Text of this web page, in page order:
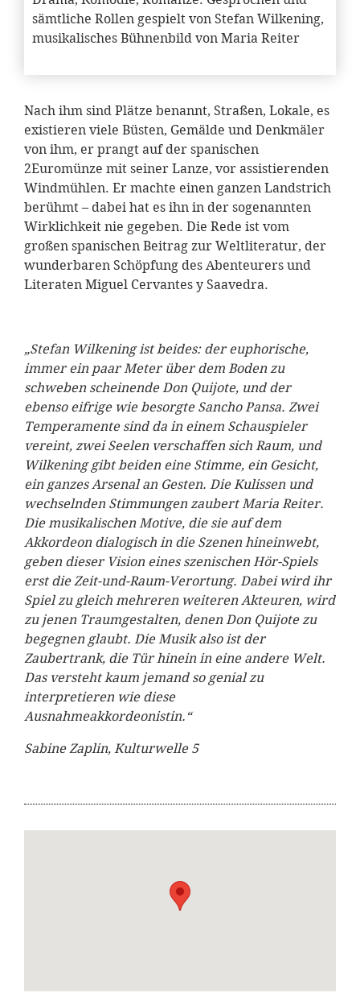
sämtliche Rollen gespielt von Stefan Wilkening,
musikalisches Bühnenbild von Maria Reiter
Nach ihm sind Plätze benannt, Straßen, Lokale, es
existieren viele Büsten, Gemälde und Denkmäler
von ihm, er prangt auf der spanischen
2Euromünze mit seiner Lanze, vor assistierenden
Windmühlen. Er machte einen ganzen Landstrich
berühmt – dabei hat es ihn in der sogenannten
Wirklichkeit nie gegeben. Die Rede ist vom
großen spanischen Beitrag zur Weltliteratur, der
wunderbaren Schöpfung des Abenteurers und
Literaten Miguel Cervantes y Saavedra.
„Stefan Wilkening ist beides: der euphorische,
immer ein paar Meter über dem Boden zu
schweben scheinende Don Quijote, und der
ebenso eifrige wie besorgte Sancho Pansa. Zwei
Temperamente sind da in einem Schauspieler
vereint, zwei Seelen verschaffen sich Raum, und
Wilkening gibt beiden eine Stimme, ein Gesicht,
ein ganzes Arsenal an Gesten. Die Kulissen und
wechselnden Stimmungen zaubert Maria Reiter.
Die musikalischen Motive, die sie auf dem
Akkordeon dialogisch in die Szenen hineinwebt,
geben dieser Vision eines szenischen Hör-Spiels
erst die Zeit-und-Raum-Verortung. Dabei wird ihr
Spiel zu gleich mehreren weiteren Akteuren, wird
zu jenen Traumgestalten, denen Don Quijote zu
begegnen glaubt. Die Musik also ist der
Zaubertrank, die Tür hinein in eine andere Welt.
Das versteht kaum jemand so genial zu
interpretieren wie diese
Ausnahmeakkordeonistin.“
Sabine Zaplin, Kulturwelle 5